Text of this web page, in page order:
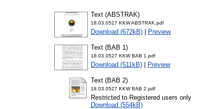
Text (ABSTRAK)
18.03.0527 KKW ABSTRAK.pdf
Download (672kB) Preview
Text (BAB 1)
18.03.0527 KKW BAB 1.pdf
Download (511kB) Preview
Text (BAB 2)
18.03.0527 KKW BAB 2.pdf
Restricted to Registered users only
Download (554kB)